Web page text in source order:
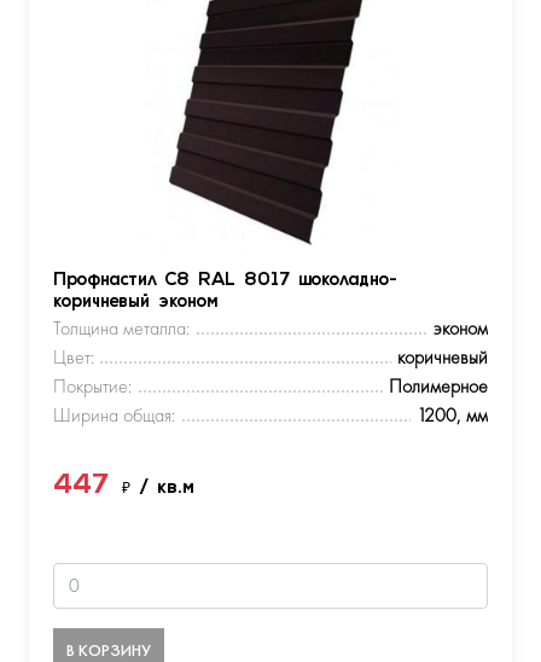
Профнастил С8 RAL 8017 шоколадно-
коричневый эконом
Толщина металла:
эконом
Цвет:
коричневый
Покрытие:
Полимерное
Ширина общая:
1200, мм
447 ₽ / кв.м
В КОРЗИНУ